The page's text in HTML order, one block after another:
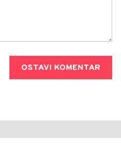
OSTAVI KOMENTAR